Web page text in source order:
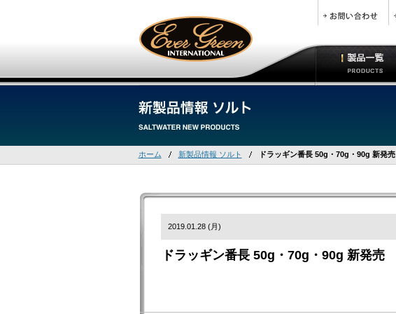
ホーム 新製品情報 ソルト ドラッギン番長 50g・70g・90g 新発売
2019.01.28 (月)
ドラッギン番長 50g・70g・90g 新発売